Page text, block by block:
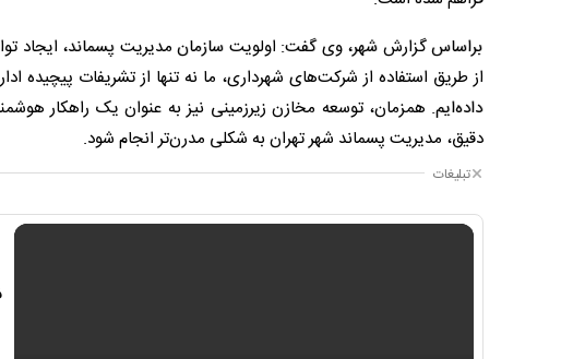
براساس گزارش شهر، وی گفت: اولویت سازمان مدیریت پسماند، ایجاد
از طریق استفاده از شرکت‌های شهرداری، ما نه تنها از تشریفات پیچیده
داده‌ایم. همزمان، توسعه مخازن زیرزمینی نیز به عنوان یک راهکار
دقیق، مدیریت پسماند شهر تهران به شکلی مدرن‌تر انجام شود.
تبلیغات